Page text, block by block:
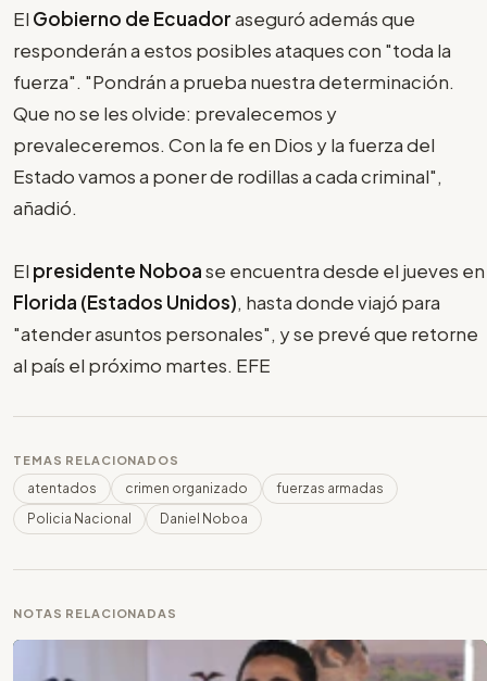
El Gobierno de Ecuadoraseguró además que
responderán a estos posibles ataques con "toda la
fuerza". "Pondrán a prueba nuestra determinación.
Que no se les olvide: prevalecemos y
prevaleceremos. Con la fe en Dios y la fuerza del
Estado vamos a poner de rodillas a cada criminal",
añadió.
El presidente Noboase encuentra desde el jueves en
Florida (Estados Unidos), hasta donde viajó para
"atender asuntos personales", y se prevé que retorne
al país el próximo martes. EFE
TEMAS RELACIONADOS
atentados crimen organizado
fuerzas armadas
Policia Nacional
Daniel Noboa
NOTAS RELACIONADAS